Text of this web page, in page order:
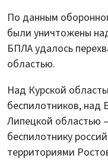
По данным
были уничтожены
БПЛА удалось
областью.
Над Курской
беспилотников, над
Липецкой областью
беспилотнику
территориями